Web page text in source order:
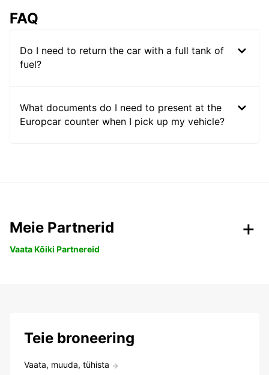
FAQ
Do I need to return the car with a full tank of
fuel?
What documents do I need to present at the
Europcar counter when I pick up my vehicle?
Meie Partnerid
Vaata Kõiki Partnereid
Teie broneering
Vaata, muuda, tühista